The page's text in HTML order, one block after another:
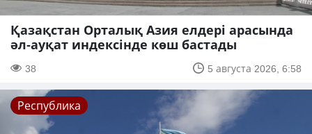
Қазақстан Орталық Азия елдері арасында
әл-ауқат индексінде көш бастады
38 5 августа 2026, 6:58
Республика